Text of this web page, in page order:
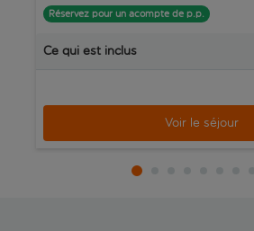
Réservez pour un acompte de p.p.
Ce qui est inclus
Voir le séjour